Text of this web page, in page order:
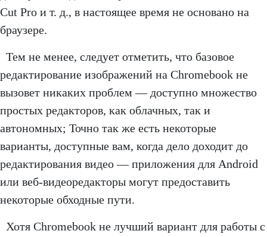
Cut Pro и т. д., в настоящее время не основано на
браузере.
Тем не менее, следует отметить, что базовое
редактирование изображений на Chromebook не
вызовет никаких проблем — доступно множество
простых редакторов, как облачных, так и
автономных; Точно так же есть некоторые
варианты, доступные вам, когда дело доходит до
редактирования видео — приложения для Android
или веб-видеоредакторы могут предоставить
некоторые обходные пути.
Хотя Chromebook не лучший вариант для работы с